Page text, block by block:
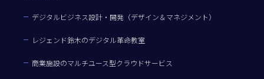
デジタルビジネス設計・開発（デザイン＆マネジメント）
レジェンド鈴木のデジタル革命教室
商業施設のマルチユース型クラウドサービス